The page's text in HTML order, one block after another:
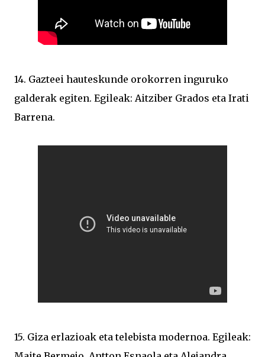
14. Gazteei hauteskunde orokorren inguruko
galderak egiten. Egileak: Aitziber Grados eta Irati
Barrena.
15. Giza erlazioak eta telebista modernoa. Egileak: